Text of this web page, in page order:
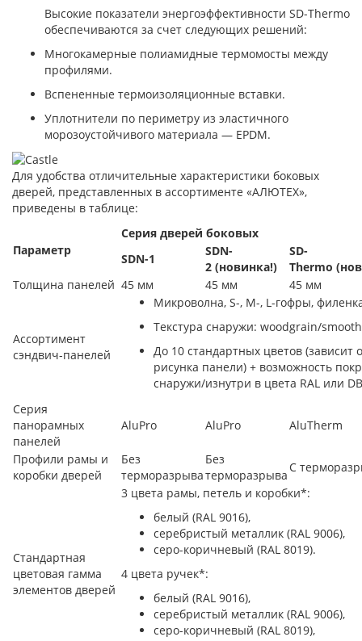
Высокие показатели энергоэффективности SD-Thermo
обеспечиваются за счет следующих решений:
Многокамерные полиамидные термомосты между
профилями.
Вспененные термоизоляционные вставки.
Уплотнители по периметру из эластичного
морозоустойчивого материала — EPDM.
Для удобства отличительные характеристики боковых
дверей, представленных в ассортименте «АЛЮТЕХ»,
приведены в таблице:
Параметр
Серия дверей боковых
SDN-1
SDN-
2 (новинка!)
SD-
Thermo
Толщина панелей 45 мм 45 мм 45 мм
Ассортимент
сэндвич-панелей
Микроволна, S-, M-, L-гофры,
Текстура снаружи: woodgrain/smooth
До 10 стандартных цветов (зависит
рисунка панели) + возможность
снаружи/изнутри в цвета RAL или DB
Серия
панорамных
панелей
AluPro AluPro AluTherm
Профили рамы и
коробки дверей
Без
терморазрыва
Без
терморазрыва
С
Стандартная
цветовая гамма
элементов дверей
3 цвета рамы, петель и коробки*:
белый (RAL 9016),
серебристый металлик (RAL 9006),
серо-коричневый (RAL 8019).
4 цвета ручек*:
белый (RAL 9016),
серебристый металлик (RAL 9006),
серо-коричневый (RAL 8019),